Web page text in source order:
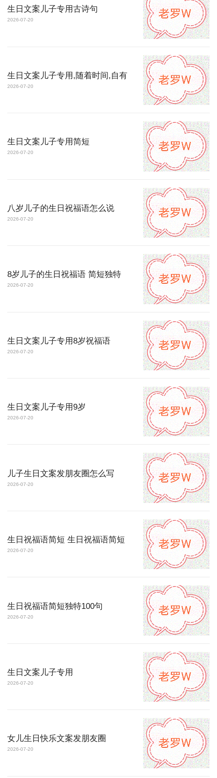
生日文案儿子专用古诗句
2026-07-20
生日文案儿子专用,随着时间,自有
2026-07-20
生日文案儿子专用简短
2026-07-20
八岁儿子的生日祝福语怎么说
2026-07-20
8岁儿子的生日祝福语 简短独特
2026-07-20
生日文案儿子专用8岁祝福语
2026-07-20
生日文案儿子专用9岁
2026-07-20
儿子生日文案发朋友圈怎么写
2026-07-20
生日祝福语简短 生日祝福语简短
2026-07-20
生日祝福语简短独特100句
2026-07-20
生日文案儿子专用
2026-07-20
女儿生日快乐文案发朋友圈
2026-07-20